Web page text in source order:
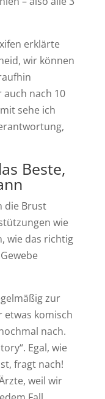
erklärte
wir können
nach 10
sehe ich
Beste,
die Brust
wie
wie das richtig
zur
etwas komisch
nach.
Egal, wie
fragt nach!
weil wir